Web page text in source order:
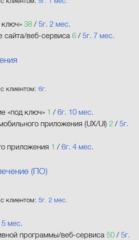
38 /5г. 2 мес.
сайта/веб-сервиса 6 /5г. 7 мес.
клиентом:6г.
«под ключ» 1 /6г. 10 мес.
приложения (UX/UI) 2 /5г.
приложения 1 /6г. 4 мес.
(ПО)
клиентом:5г. 2 мес.
5 мес.
программы/веб-сервиса 50 /5г.